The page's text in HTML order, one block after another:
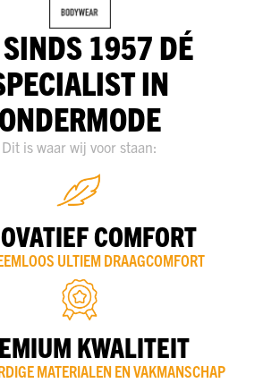
1957 DÉ
IN
ONDERMODE
Dit is waar wij voor staan:
COMFORT
ULTIEM DRAAGCOMFORT
KWALITEIT
MATERIALEN EN VAKMANSCHAP